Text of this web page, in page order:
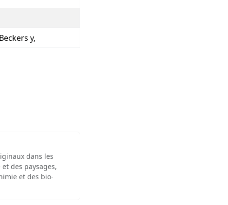
y,
dans les
des paysages,
et des bio-